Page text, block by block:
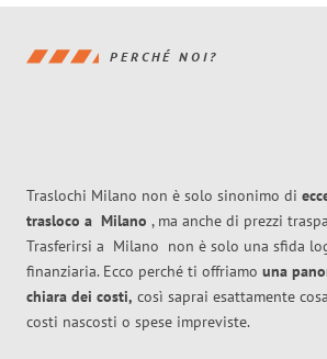
PERCHÉ NOI?
Traslochi Milano non è solo sinonimo di
trasloco a Milano , ma anche di prezzi
Trasferirsi a Milano non è solo una sfida
finanziaria. Ecco perché ti offriamo una
chiara dei costi, così saprai esattamente
costi nascosti o spese impreviste.